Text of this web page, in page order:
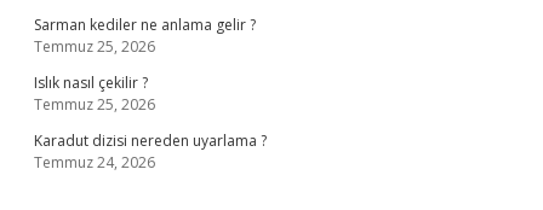
Sarman kediler ne anlama gelir ?
Temmuz 25, 2026
Islık nasıl çekilir ?
Temmuz 25, 2026
Karadut dizisi nereden uyarlama ?
Temmuz 24, 2026